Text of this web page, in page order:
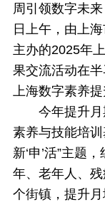
周引领数字未
日上午，由上
主办的2025年
果交流活动在
上海数字素养提
今年提升
素养与技能培
新‘申’活”主题
年、老年人、
个街镇，提升